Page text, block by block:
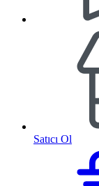
Satıcı Ol